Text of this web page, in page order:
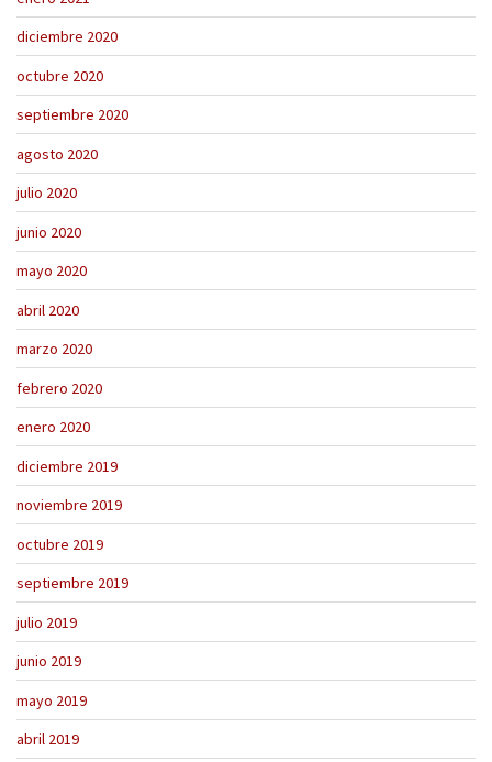
diciembre 2020
octubre 2020
septiembre 2020
agosto 2020
julio 2020
junio 2020
mayo 2020
abril 2020
marzo 2020
febrero 2020
enero 2020
diciembre 2019
noviembre 2019
octubre 2019
septiembre 2019
julio 2019
junio 2019
mayo 2019
abril 2019